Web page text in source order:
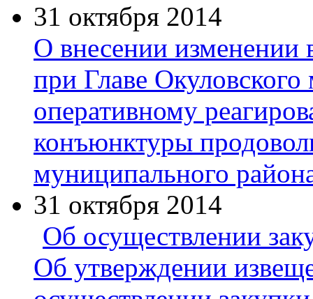
31 октября 2014
О внесении изменении
при Главе
оперативному
конъюнктуры
муниципального
31 октября 2014
Об осуществлении
Об утверждении